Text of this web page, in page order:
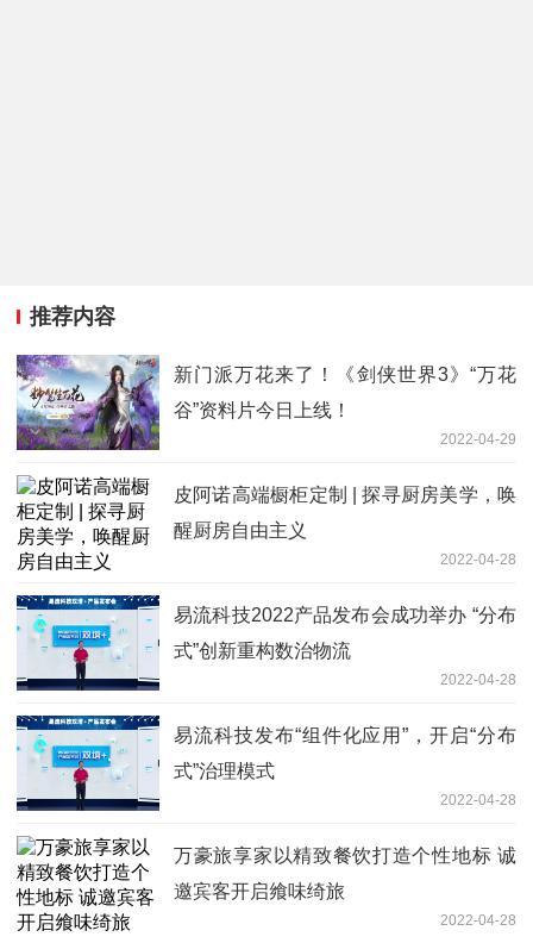
推荐内容
新门派万花来了！《剑侠世界3》“万花
谷”资料片今日上线！
2022-04-29
皮阿诺高端橱柜定制 | 探寻厨房美学，唤
醒厨房自由主义
2022-04-28
易流科技2022产品发布会成功举办 “分布
式”创新重构数治物流
2022-04-28
易流科技发布“组件化应用”，开启“分布
式”治理模式
2022-04-28
万豪旅享家以精致餐饮打造个性地标 诚
邀宾客开启飨味绮旅
2022-04-28